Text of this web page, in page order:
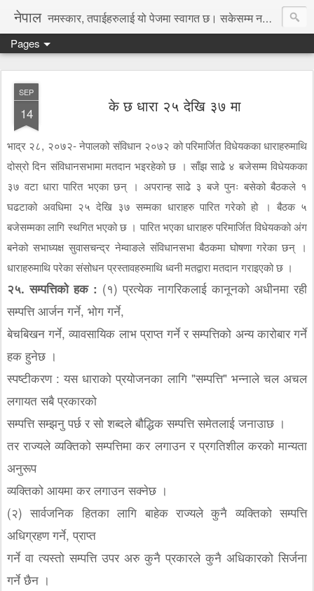
नेपाल नमस्कार, तपाईहरुलाई यो पेजमा स्वागत छ। सकेसम्म नया तथा रोचक जानकारी, समाचार पस्कने छु।
Pages
SEP
14 के छ धारा २५ देखि ३७ मा
भाद्र २८, २०७२- नेपालको संविधान २०७२ को परिमार्जित विधेयकका धाराहरुमाथि
दोस्रो दिन संविधानसभामा मतदान भइरहेको छ । साँझ साढे ४ बजेसम्म विधेयकका
३७ वटा धारा पारित भएका छन् । अपरान्ह साढे ३ बजे पुनः बसेको बैठकले १
घढटाको अवधिमा २५ देखि ३७ सम्मका धाराहरु पारित गरेको हो । बैठक ५
बजेसम्मका लागि स्थगित भएको छ । पारित भएका धाराहरु परिमार्जित विधेयकको अंग
बनेको सभाध्यक्ष सुवासचन्द्र नेम्वाङले संविधानसभा बैठकमा घोषणा गरेका छन् ।
धाराहरुमाथि परेका संसोधन प्रस्तावहरुमाथि ध्वनी मतद्वारा मतदान गराइएको छ ।
२५. सम्पत्तिको हक : (१) प्रत्येक नागरिकलाई कानूनको अधीनमा रही
सम्पत्ति आर्जन गर्ने, भोग गर्ने,
बेचबिखन गर्ने, व्यावसायिक लाभ प्राप्त गर्ने र सम्पत्तिको अन्य कारोबार गर्ने
हक हुनेछ ।
स्पष्टीकरण : यस धाराको प्रयोजनका लागि "सम्पत्ति" भन्नाले चल अचल
लगायत सबै प्रकारको
सम्पत्ति सम्झनु पर्छ र सो शब्दले बौद्धिक सम्पत्ति समेतलाई जनाउाछ ।
तर राज्यले व्यक्तिको सम्पत्तिमा कर लगाउन र प्रगतिशील करको मान्यता
अनुरूप
व्यक्तिको आयमा कर लगाउन सक्नेछ ।
(२) सार्वजनिक हितका लागि बाहेक राज्यले कुनै व्यक्तिको सम्पत्ति
अधिग्रहण गर्ने, प्राप्त
गर्ने वा त्यस्तो सम्पत्ति उपर अरु कुनै प्रकारले कुनै अधिकारको सिर्जना
गर्ने छैन ।